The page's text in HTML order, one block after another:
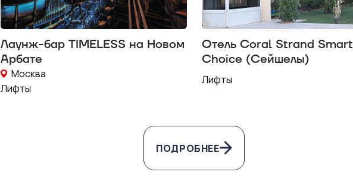
Лаунж-бар TIMELESS на Новом
Арбате
Москва
Лифты
Отель Coral Strand Smart
Choice (Сейшелы)
Лифты
ПОДРОБНЕЕ